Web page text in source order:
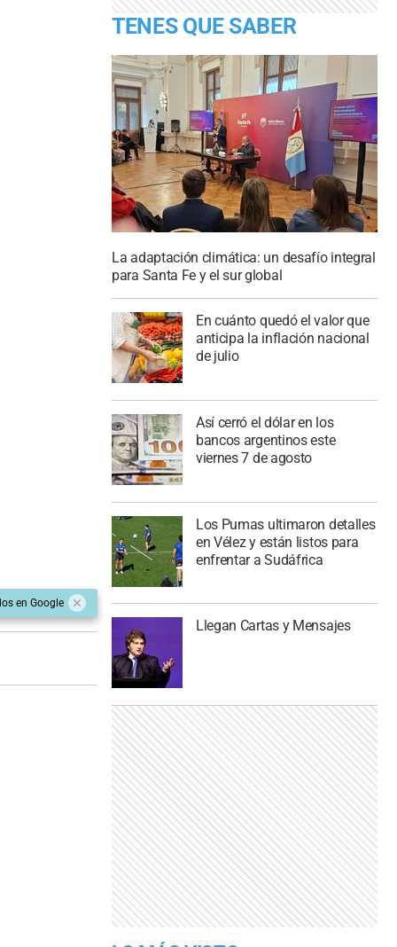
en Google
TENES QUE SABER
La adaptación climática: un desafío integral
para Santa Fe y el sur global
En cuánto quedó el valor que
anticipa la inflación nacional
de julio
Así cerró el dólar en los
bancos argentinos este
viernes 7 de agosto
Los Pumas ultimaron detalles
en Vélez y están listos para
enfrentar a Sudáfrica
Llegan Cartas y Mensajes